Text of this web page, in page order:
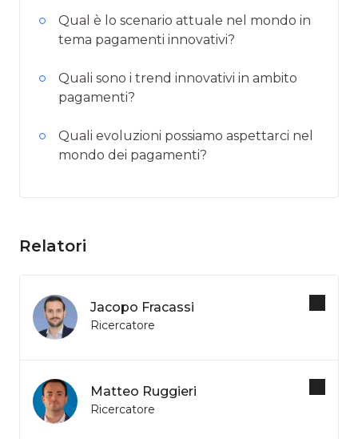
Qual è lo scenario attuale nel mondo in
tema pagamenti innovativi?
Quali sono i trend innovativi in ambito
pagamenti?
Quali evoluzioni possiamo aspettarci nel
mondo dei pagamenti?
Relatori
Jacopo Fracassi
Ricercatore
Matteo Ruggieri
Ricercatore